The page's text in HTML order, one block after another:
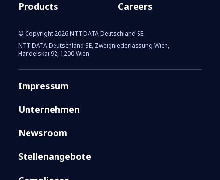
Products
Careers
© Copyright 2026 NTT DATA Deutschland SE
NTT DATA Deutschland SE, Zweigniederlassung Wien,
Handelskai 92, 1200 Wien
Impressum
Unternehmen
Newsroom
Stellenangebote